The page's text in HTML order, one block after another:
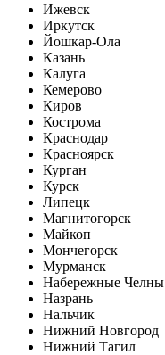
Ижевск
Иркутск
Йошкар-Ола
Казань
Калуга
Кемерово
Киров
Кострома
Краснодар
Красноярск
Курган
Курск
Липецк
Магнитогорск
Майкоп
Мончегорск
Мурманск
Набережные Челны
Назрань
Нальчик
Нижний Новгород
Нижний Тагил